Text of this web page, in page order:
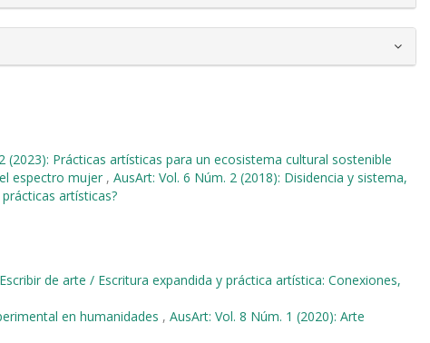
(2023): Prácticas artísticas para un ecosistema cultural sostenible
espectro mujer , AusArt: Vol. 6 Núm. 2 (2018): Disidencia y sistema,
artísticas?
de arte / Escritura expandida y práctica artística: Conexiones,
en humanidades , AusArt: Vol. 8 Núm. 1 (2020): Arte